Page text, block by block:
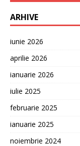
ARHIVE
iunie 2026
aprilie 2026
ianuarie 2026
iulie 2025
februarie 2025
ianuarie 2025
noiembrie 2024